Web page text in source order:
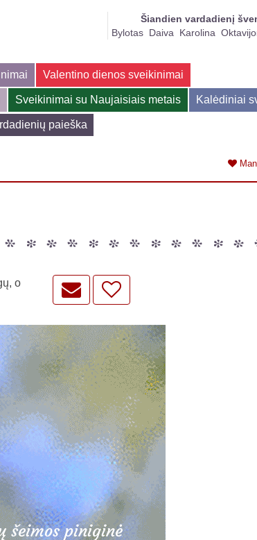
Šiandien vardadienį
Bylotas Daiva Karolina
Valentino dienos sveikinimai
Sveikinimai su Naujaisiais metais Kalėdiniai
paieška
o